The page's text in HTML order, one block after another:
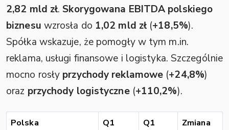
2,82 mld zł.Skorygowana EBITDA polskiego
biznesu wzrosła do 1,02 mld zł (+18,5%).
Spółka wskazuje, że pomogły w tym m.in.
reklama, usługi finansowe i logistyka. Szczególnie
mocno rosły przychody reklamowe (+24,8%)
oraz przychody logistyczne(+110,2%).
Polska
Q1
Q1
Zmiana